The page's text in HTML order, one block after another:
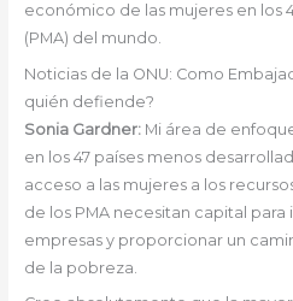
económico de las mujeres en los
(PMA) del mundo.
Noticias de la ONU: Como
quién defiende?
Sonia Gardner:Mi área de
en los 47 países menos
acceso a las mujeres a los
de los PMA necesitan capital para
empresas y proporcionar un
de la pobreza.